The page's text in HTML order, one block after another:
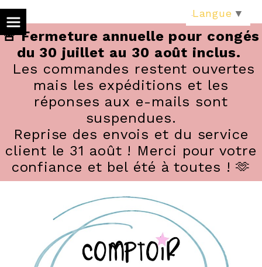
🚨 Fermeture annuelle pour congés
du 30 juillet au 30 août inclus.
Les commandes restent ouvertes
mais les expéditions et les
réponses aux e-mails sont
suspendues.
Reprise des envois et du service
client le 31 août ! Merci pour votre
confiance et bel été à toutes ! 🫶
Langue ▼